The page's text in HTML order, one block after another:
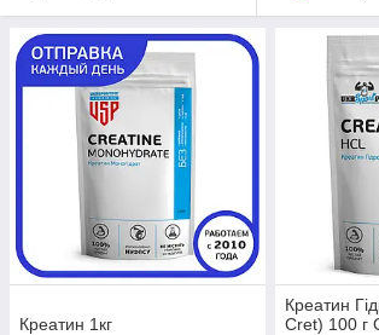
перевіреним постачальником інгредієнтів
харчування з 2010-ого року. Купуючи
платите тільки за 100% чистий перевірений
Креатин 1кг
Креатин
Cret) 100